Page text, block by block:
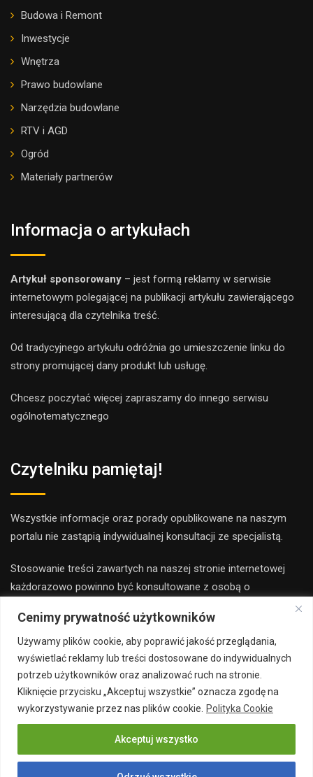
Cenimy prywatność użytkowników
Używamy plików cookie, aby poprawić jakość przeglądania,
wyświetlać reklamy lub treści dostosowane do indywidualnych
potrzeb użytkowników oraz analizować ruch na stronie.
Kliknięcie przycisku „Akceptuj wszystkie” oznacza zgodę na
wykorzystywanie przez nas plików cookie. Polityka Cookie
Akceptuj wszystko
Budowa i Remont
Inwestycje
Wnętrza
Prawo budowlane
Narzędzia budowlane
RTV i AGD
Ogród
Materiały partnerów
Informacja o artykułach
Artykuł sponsorowany – jest formą reklamy w serwisie
internetowym polegającej na publikacji artykułu zawierającego
interesującą dla czytelnika treść.
Od tradycyjnego artykułu odróżnia go umieszczenie linku do
strony promującej dany produkt lub usługę.
Chcesz poczytać więcej zapraszamy do innego serwisu
ogólnotematycznego
Czytelniku pamiętaj!
Wszystkie informacje oraz porady opublikowane na naszym
portalu nie zastąpią indywidualnej konsultacji ze specjalistą.
Stosowanie treści zawartych na naszej stronie internetowej
każdorazowo powinno być konsultowane z osobą o
Redakcja i wydawca portalu nie ponoszą odpowiedzialności ze
stosowania porad zamieszczanych na stronie.
Copyright 2019 majsterbudowlany.pl all rights reserved